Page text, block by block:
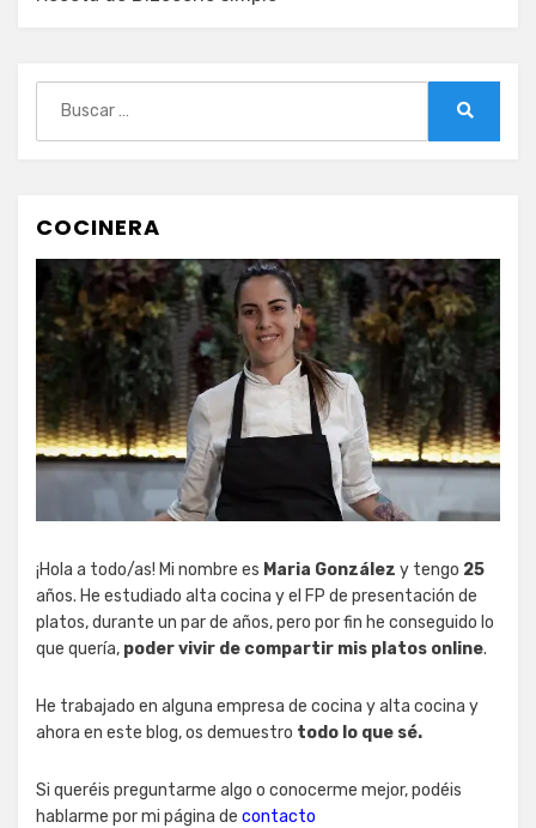
COCINERA
¡Hola a todo/as! Mi nombre es Maria González y tengo 25
años. He estudiado alta cocina y el FP de presentación de
platos, durante un par de años, pero por fin he conseguido lo
que quería, poder vivir de compartir mis platos online.
He trabajado en alguna empresa de cocina y alta cocina y
ahora en este blog, os demuestro todo lo que sé.
Si queréis preguntarme algo o conocerme mejor, podéis
hablarme por mi página de contacto